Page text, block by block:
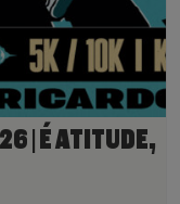
| É ATITUDE,